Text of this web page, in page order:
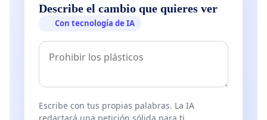
Describe el cambio que quieres ver
Con tecnología de IA
Escribe con tus propias palabras. La IA